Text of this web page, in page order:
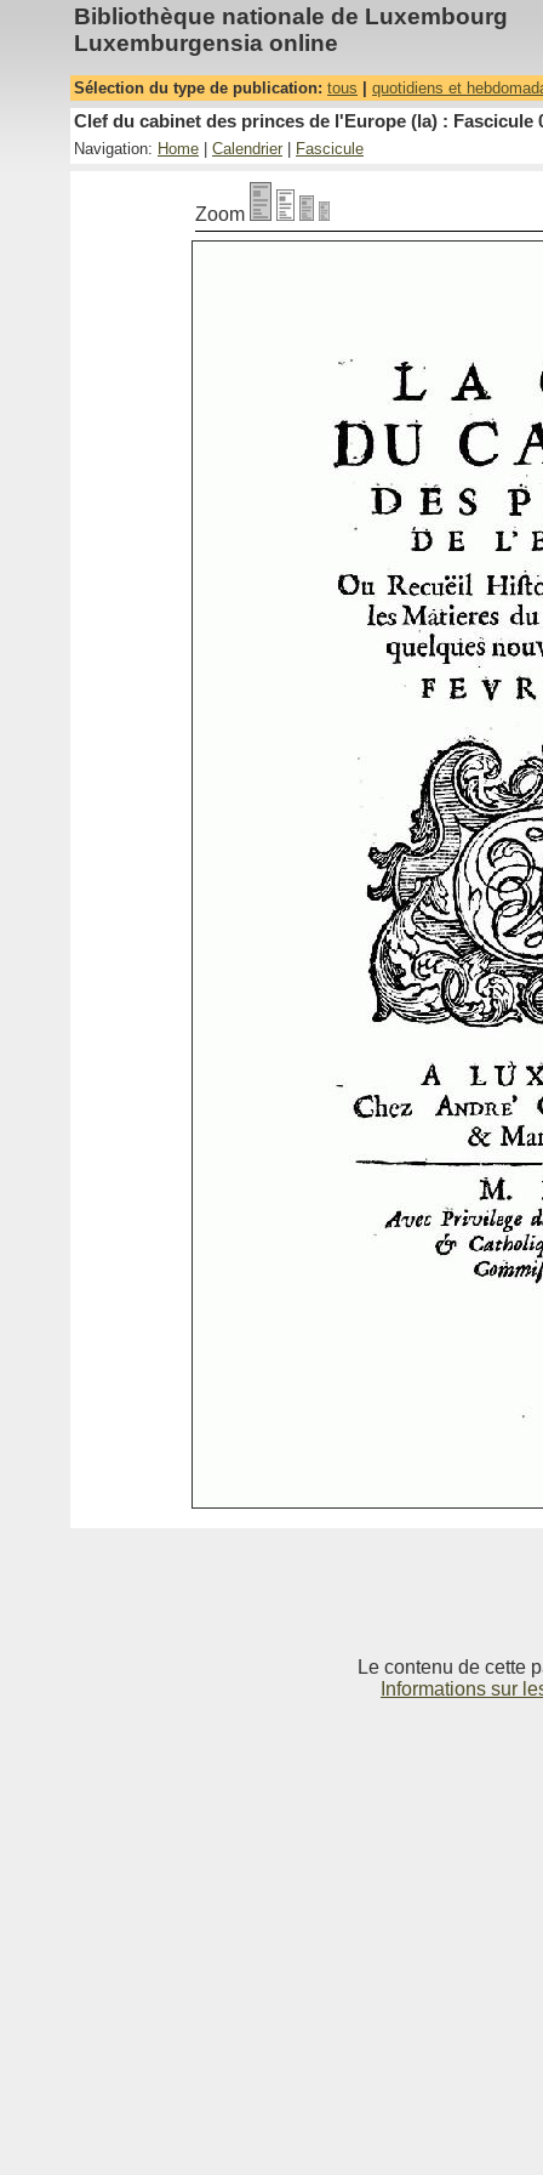
Bibliothèque nationale de Luxembourg
Luxemburgensia online
Sélection du type de publication: tous quotidiens et
Clef du cabinet des princes de l'Europe (la) : Fascicule
Navigation: Home Calendrier Fascicule
Zoom
Le contenu de cette
Informations sur